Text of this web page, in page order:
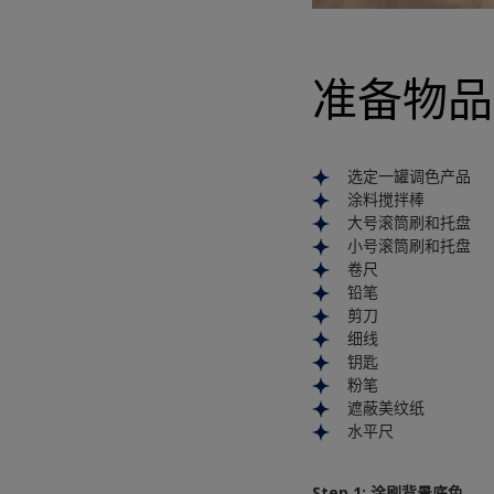
准备物
选定一罐调色产品
涂料搅拌棒
大号滚筒刷和托盘
小号滚筒刷和托盘
卷尺
铅笔
剪刀
细线
钥匙
粉笔
遮蔽美纹纸
水平尺